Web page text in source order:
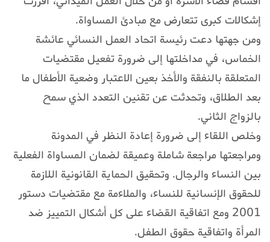
إشكالات كبرى تتعارض مع مبادئ المساواة.
ومن جهتها دعت رئيسة اتحاد العمل النسائي عائشة
الخماس، في مداخلتها إلى ضرورة تفعيل مقتضيات
المتعلقة بالنفقة والأخذ بعين الاعتبار وضعية الأطفال ما
بعد الطلاق، وتحدثت عن تقنين التعدد الذي سمح
بالزواج الثاني.
وخلص اللقاء إلى ضرورة إعادة النظر في المدونة
ومراجعتها مراجعة شاملة وعميقة لضمان المساواة الفعلية
بين النساء والرجال. وتحقيق الحماية القانونية اللازمة
للحقوق الإنسانية للنساء، والملاءمة مع مقتضيات دستور
2001 ومع اتفاقية القضاء على كل أشكال التمييز ضد
المرأة واتفاقية حقوق الطفل.